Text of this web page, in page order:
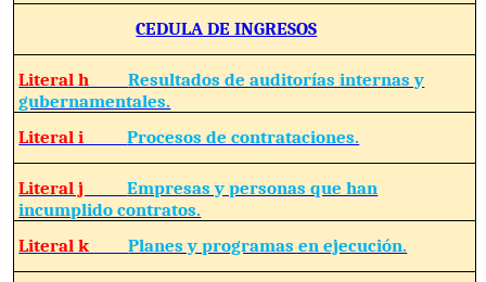
CEDULA DE INGRESOS
Literal hResultados de auditorías internas y
gubernamentales.
Literal iProcesos de contrataciones.
Literal jEmpresas y personas que han
incumplido contratos.
Literal kPlanes y programas en ejecución.